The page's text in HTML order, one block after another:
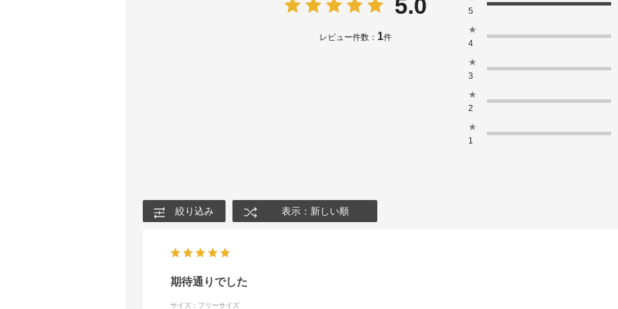
5.0
レビュー件数： 1件
5
★
4
★
3
★
2
★
1
絞り込み 表示：新しい順
期待通りでした
サイズ：フリーサイズ